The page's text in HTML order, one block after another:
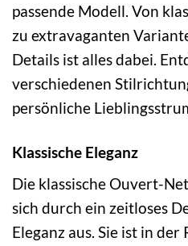
passende Modell. Von
zu extravaganten
Details ist alles dabei.
verschiedenen
persönliche
Klassische Eleganz
Die klassische Ouvert-
sich durch ein zeitloses
Eleganz aus. Sie ist in